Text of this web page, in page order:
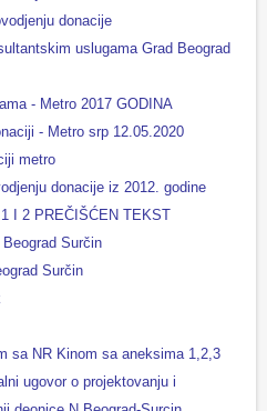
donacije
uslugama Grad Beograd
- Metro 2017 GODINA
- Metro srp 12.05.2020
metro
donacije iz 2012. godine
I 2 PREČIŠĆEN TEKST
Surčin
Surčin
sa NR Kinom sa aneksima 1,2,3
ugovor o projektovanju i